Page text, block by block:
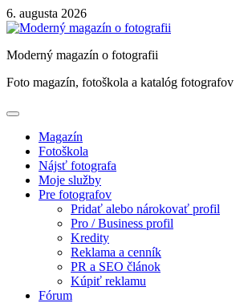
Skip
to
6. augusta 2026
Moderný magazín o fotografii
Foto magazín, fotoškola a katalóg fotografov
Magazín
Fotoškola
Nájsť fotografa
Moje služby
Pre fotografov
Pridať alebo nárokovať profil
Pro / Business profil
Kredity
Reklama a cenník
PR a SEO článok
Kúpiť reklamu
Fórum